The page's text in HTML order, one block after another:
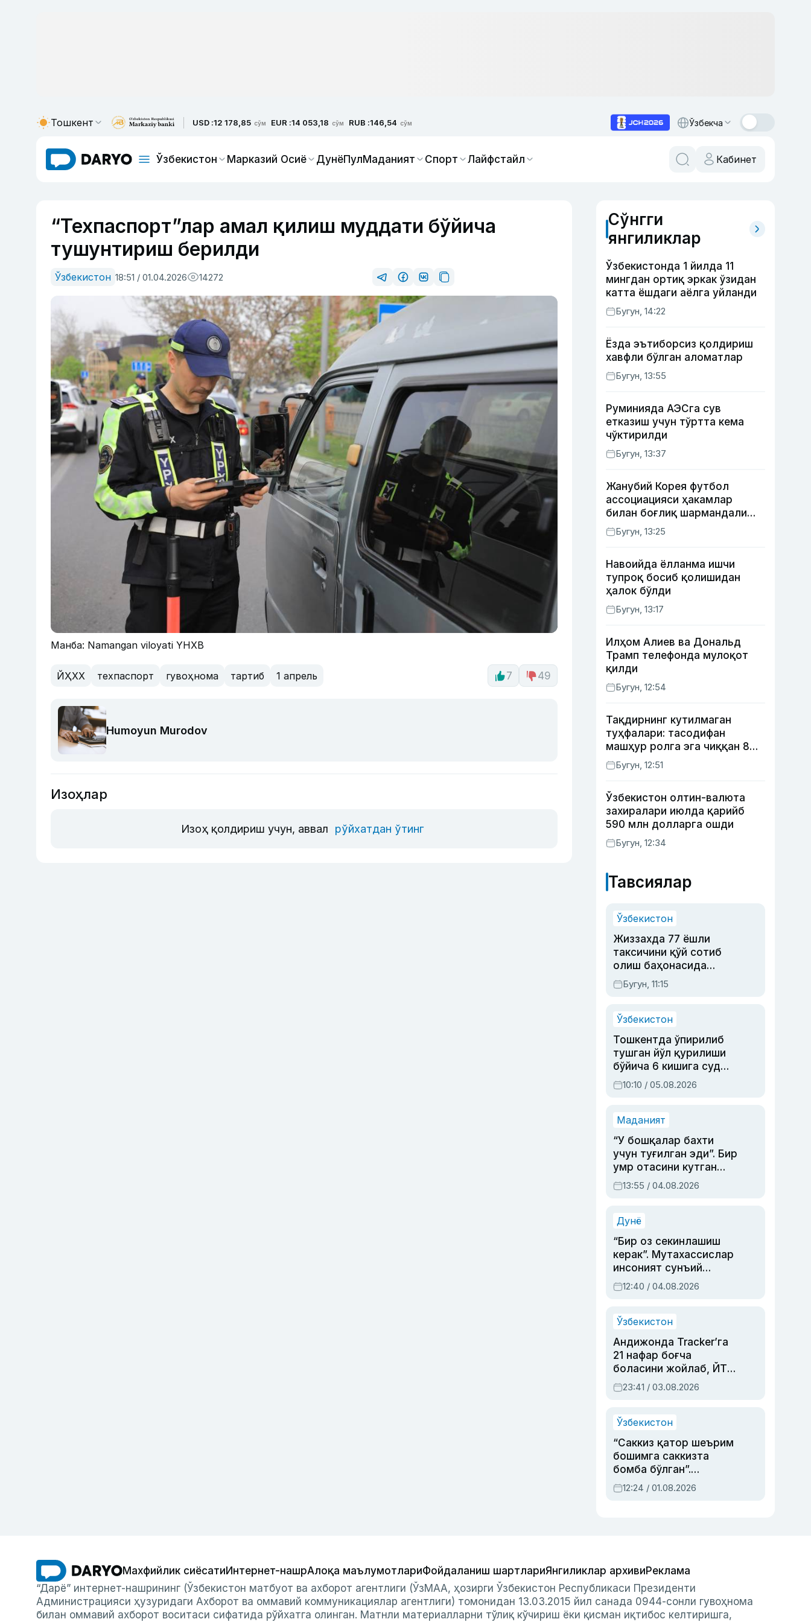
Тошкент USD :12 178,85 сўм EUR :14 053,18 сўм RUB :146,54 сўм Ўзбекча
Ўзбекистон Марказий Осиё ДунёПулМаданият Спорт Лайфстайл Кабинет
“Техпаспорт”лар амал қилиш муддати бўйича
тушунтириш берилди
Ўзбекистон 18:51 / 01.04.2026 14272
Манба: Namangan viloyati YHXB
ЙҲХХ техпаспорт гувоҳнома тартиб 1 апрель 7 49
Humoyun Murodov
Изоҳлар
Изоҳ қолдириш учун, аввал рўйхатдан ўтинг
Сўнгги
янгиликлар
Ўзбекистонда 1 йилда 11
мингдан ортиқ эркак ўзидан
катта ёшдаги аёлга уйланди
Бугун, 14:22
Ёзда эътиборсиз қолдириш
хавфли бўлган аломатлар
Бугун, 13:55
Руминияда АЭСга сув
етказиш учун тўртта кема
чўктирилди
Бугун, 13:37
Жанубий Корея футбол
ассоциацияси ҳакамлар
билан боғлиқ шармандали
ҳолат бўйича баёнот берди
Бугун, 13:25
Навоийда ёлланма ишчи
тупроқ босиб қолишидан
ҳалок бўлди
Бугун, 13:17
Илҳом Алиев ва Дональд
Трамп телефонда мулоқот
қилди
Бугун, 12:54
Тақдирнинг кутилмаган
туҳфалари: тасодифан
машҳур ролга эга чиққан 8
актёр
Бугун, 12:51
Ўзбекистон олтин-валюта
захиралари июлда қарийб
590 млн долларга ошди
Бугун, 12:34
Тавсиялар
Ўзбекистон
Жиззахда 77 ёшли
таксичини қўй сотиб
олиш баҳонасида
яйловга олиб бориб
ўлдирган йигит 20
Бугун, 11:15
Ўзбекистон
Тошкентда ўпирилиб
тушган йўл қурилиши
бўйича 6 кишига суд
ҳукми ўқилди
10:10 / 05.08.2026
Маданият
“У бошқалар бахти
учун туғилган эди”. Бир
умр отасини кутган
актриса ва дубльяж
устаси Римма
синовларга тўла ҳаёти
13:55 / 04.08.2026
Дунё
“Бир оз секинлашиш
керак”. Мутахассислар
инсоният сунъий
интеллектни бошқара
олмай қолишидан
12:40 / 04.08.2026
Ўзбекистон
Андижонда Tracker’га
21 нафар боғча
боласини жойлаб, ЙТҲ
содир этган аёлга суд
ҳукми ўқилди
23:41 / 03.08.2026
Ўзбекистон
“Саккиз қатор шеърим
бошимга саккизта
бомба бўлган”.
Абдулла Ориповни
сиёсий айбловлардан
12:24 / 01.08.2026
Махфийлик сиёсатиИнтернет-нашрАлоқа маълумотлариФойдаланиш шартлариЯнгиликлар архивиРеклама
“Дарё” интернет-нашрининг (Ўзбекистон матбуот ва ахборот агентлиги (ЎзМАА, ҳозирги Ўзбекистон Республикаси Президенти
Администрацияси ҳузуридаги Ахборот ва оммавий коммуникациялар агентлиги) томонидан 13.03.2015 йил санада 0944-сонли гувоҳнома
билан оммавий ахборот воситаси сифатида рўйхатга олинган. Матнли материалларни тўлиқ кўчириш ёки қисман иқтибос келтиришга,